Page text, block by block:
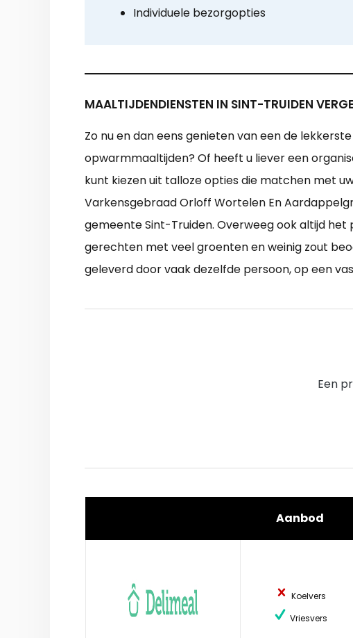
Individuele bezorgopties
MAALTIJDENDIENSTEN IN SINT-TRUIDEN
Zo nu en dan eens genieten van een de
opwarmmaaltijden? Of heeft u liever een
kunt kiezen uit talloze opties die matchen met
Varkensgebraad Orloff Wortelen En
gemeente Sint-Truiden. Overweeg ook altijd
gerechten met veel groenten en weinig zout
geleverd door vaak dezelfde persoon, op een
Een
Aanbod
Koelvers
Vriesvers